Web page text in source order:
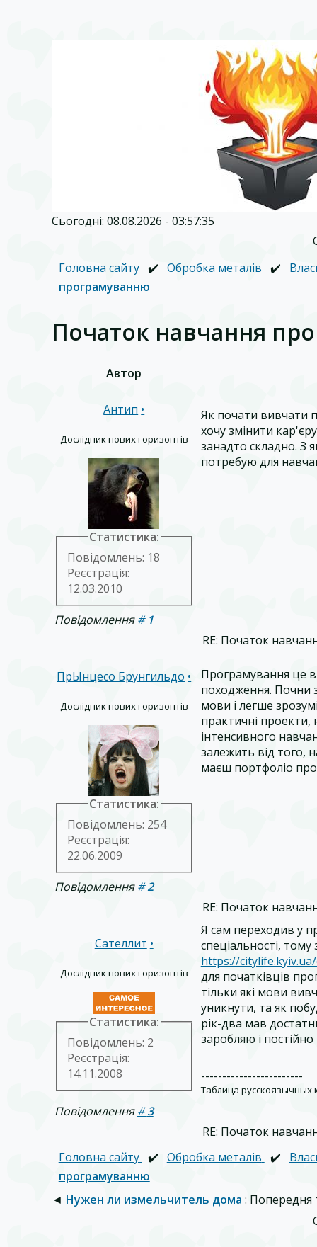
Сьогодні: 08.08.2026 - 03:57:35
Головна сайту ✔️ Обробка металів ✔️
програмуванню
Початок навчання
Автор
Антип •
Дослідник нових горизонтів
Статистика:
Повідомлень: 18
Реєстрація:
12.03.2010
Як почати вивчати
хочу змінити
занадто складно. З
потребую для
Повідомлення# 1
RE: Початок
ПрЫнцесо Брунгильдо •
Дослідник нових горизонтів
Статистика:
Повідомлень: 254
Реєстрація:
22.06.2009
Програмування це
походження. Почни
мови і легше
практичні проекти,
інтенсивного
залежить від того,
маєш портфоліо
Повідомлення#2
RE: Початок
Сателлит •
Дослідник нових горизонтів
Статистика:
Повідомлень: 2
Реєстрація:
14.11.2008
Я сам переходив у
спеціальності,
https://
для початківців
тільки які мови
уникнути, та як
рік-два мав
заробляю і постійно
------------------------
Таблица русскоязычных
Повідомлення#3
RE: Початок
Головна сайту ✔️ Обробка металів ✔️
програмуванню
◄ Нужен ли измельчитель дома : Попередня